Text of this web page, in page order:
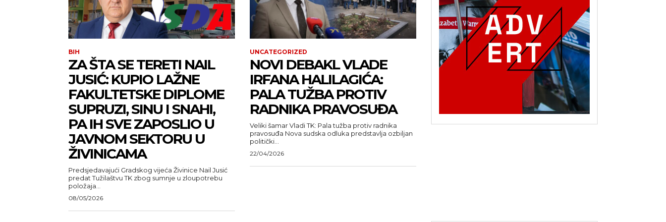
BIH
ZA ŠTA SE TERETI NAIL
JUSIĆ: KUPIO LAŽNE
FAKULTETSKE DIPLOME
SUPRUZI, SINU I SNAHI,
PA IH SVE ZAPOSLIO U
JAVNOM SEKTORU U
ŽIVINICAMA
Predsjedavajući Gradskog vijeća Živinice Nail Jusić
predat Tužilaštvu TK zbog sumnje u zloupotrebu
položaja...
08/05/2026
UNCATEGORIZED
NOVI DEBAKL VLADE
IRFANA HALILAGIĆA:
PALA TUŽBA PROTIV
RADNIKA PRAVOSUĐA
Veliki šamar Vladi TK: Pala tužba protiv radnika
pravosuđa Nova sudska odluka predstavlja ozbiljan
politički...
22/04/2026